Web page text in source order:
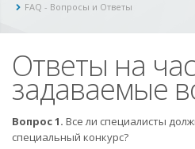
FAQ - Вопросы и Ответы
Ответы на
задаваемые
Вопрос 1. Все ли специалисты
специальный конкурс?